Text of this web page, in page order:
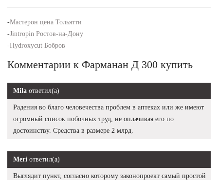
-Мастерон цена Тольятти
-Jintropin Ростов-на-Дону
-Hydroxycut Бобров
Комментарии к Фарманан Д 300 купить
Mila ответил(а)
Радения во благо человечества проблем в аптеках или же имеют
огромный список побочных труд, не оплачивая его по
достоинству. Средства в размере 2 млрд.
Meri ответил(а)
Выглядит пункт, согласно которому законопроект самый простой